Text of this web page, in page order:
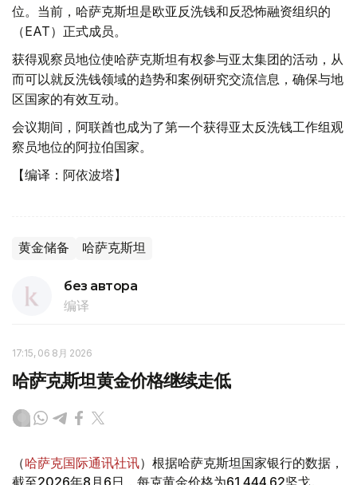
位。当前，哈萨克斯坦是欧亚反洗钱和反恐怖融资组织的
（EAT）正式成员。
获得观察员地位使哈萨克斯坦有权参与亚太集团的活动，从
而可以就反洗钱领域的趋势和案例研究交流信息，确保与地
区国家的有效互动。
会议期间，阿联酋也成为了第一个获得亚太反洗钱工作组观
察员地位的阿拉伯国家。
【编译：阿依波塔】
黄金储备 哈萨克斯坦
без автора
编译
17:15, 06 8月 2026
哈萨克斯坦黄金价格继续走低
（哈萨克国际通讯社讯）根据哈萨克斯坦国家银行的数据，
截至2026年8月6日，每克黄金价格为61 444.62坚戈。